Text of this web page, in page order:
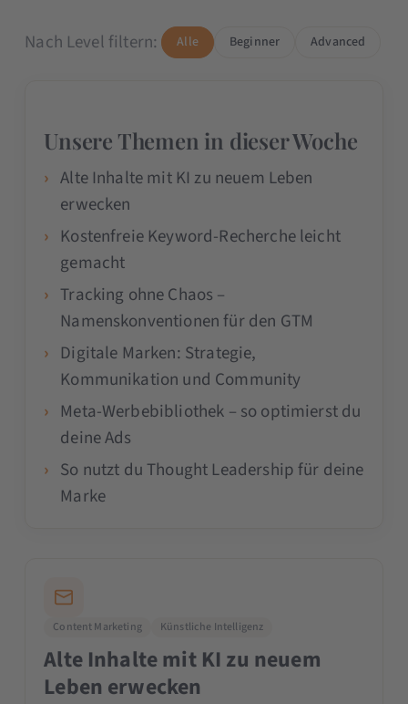
Nach Level filtern: Alle Beginner Advanced
Unsere Themen in dieser Woche
Alte Inhalte mit KI zu neuem Leben
erwecken
Kostenfreie Keyword-Recherche leicht
gemacht
Tracking ohne Chaos –
Namenskonventionen für den GTM
Digitale Marken: Strategie,
Kommunikation und Community
Meta-Werbebibliothek – so optimierst du
deine Ads
So nutzt du Thought Leadership für deine
Marke
Content Marketing Künstliche Intelligenz
Alte Inhalte mit KI zu neuem
Leben erwecken